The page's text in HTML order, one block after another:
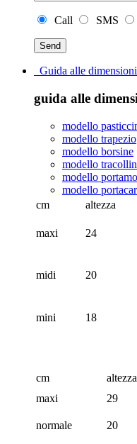
Call SMS
Guida alle dimensioni
guida alle
modello
modello trapezio
modello borsine
modello
modello
modello
cm
altezza
maxi 24
midi 20
mini 18
cm altezza
maxi
29
normale 20